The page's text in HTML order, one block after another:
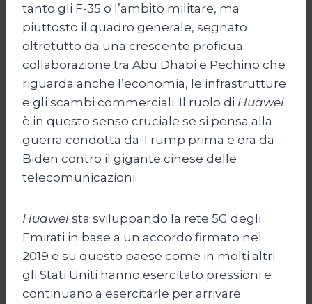
tanto gli F-35 o l’ambito militare, ma
piuttosto il quadro generale, segnato
oltretutto da una crescente proficua
collaborazione tra Abu Dhabi e Pechino che
riguarda anche l’economia, le infrastrutture
e gli scambi commerciali. Il ruolo di Huawei
è in questo senso cruciale se si pensa alla
guerra condotta da Trump prima e ora da
Biden contro il gigante cinese delle
telecomunicazioni.
Huawei sta sviluppando la rete 5G degli
Emirati in base a un accordo firmato nel
2019 e su questo paese come in molti altri
gli Stati Uniti hanno esercitato pressioni e
continuano a esercitarle per arrivare